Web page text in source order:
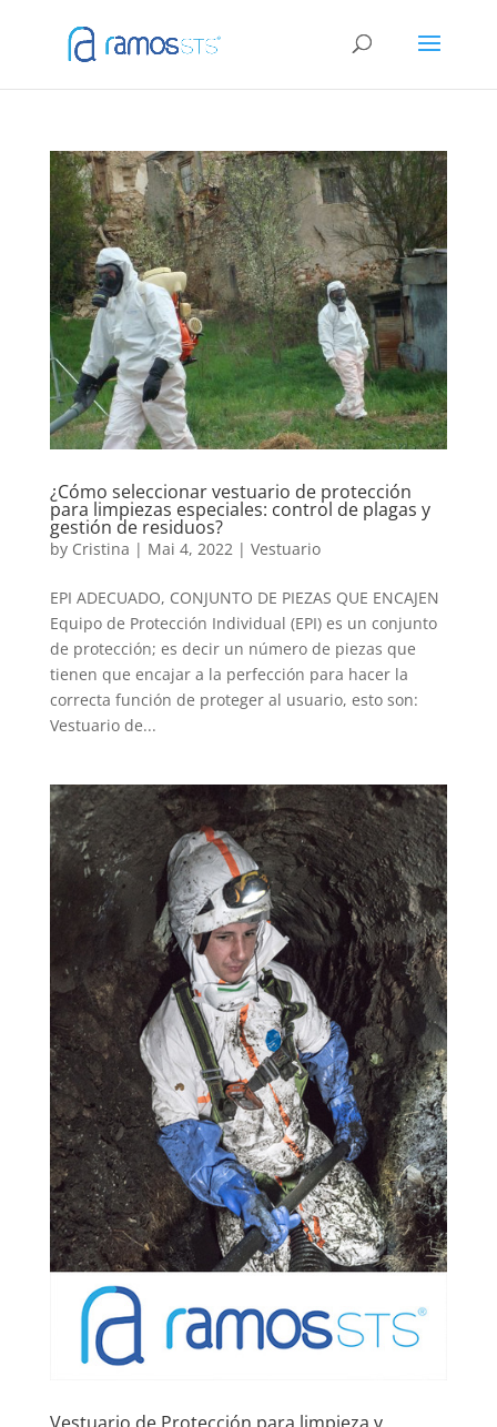
¿Cómo seleccionar vestuario de protección
para limpiezas especiales: control de plagas y
gestión de residuos?
by Cristina | Mai 4, 2022 | Vestuario
EPI ADECUADO, CONJUNTO DE PIEZAS QUE ENCAJEN
Equipo de Protección Individual (EPI) es un conjunto
de protección; es decir un número de piezas que
tienen que encajar a la perfección para hacer la
correcta función de proteger al usuario, esto son:
Vestuario de...